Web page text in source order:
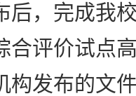
，完成我校
合评价试点
构发布的文